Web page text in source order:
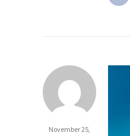
November 25,